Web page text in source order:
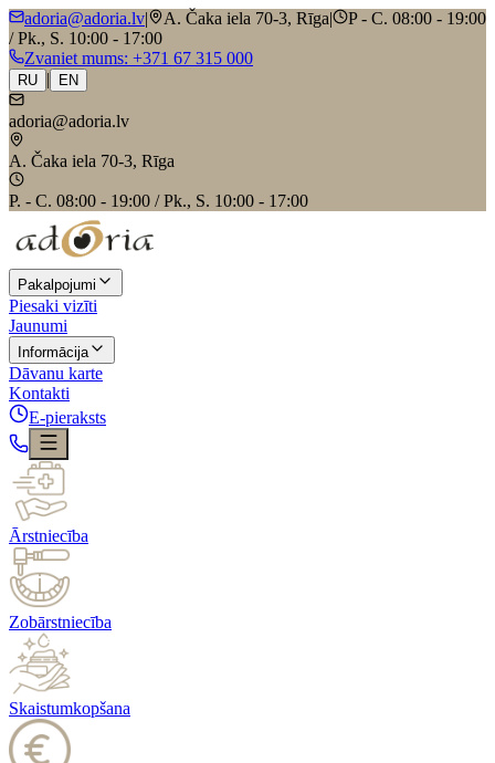
adoria@adoria.lv| A. Čaka iela 70-3, Rīga|
P - C. 08:00 - 19:00
/ Pk., S. 10:00 - 17:00
Zvaniet mums: +371 67 315 000
RU | EN
adoria@adoria.lv
A. Čaka iela 70-3, Rīga
P. - C. 08:00 - 19:00 / Pk., S. 10:00 - 17:00
Pakalpojumi
Piesaki vizīti
Jaunumi
Informācija
Dāvanu karte
Kontakti
E-pieraksts
Ārstniecība
Zobārstniecība
Skaistumkopšana